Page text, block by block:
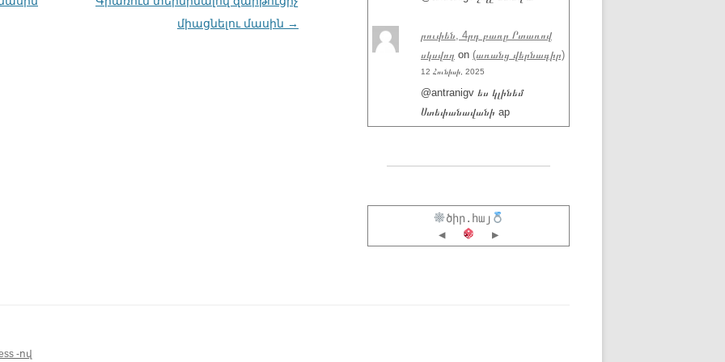
միացնելու մասին →
րուփեն, 4րդ բառը Րտառով
սկսվող on (առանց վերնագիր)
12 Հունիսի, 2025
@antranigv ես կլինեմ
Ստեփանավանի ap
ծիր.հայ
◀
▶
-ով